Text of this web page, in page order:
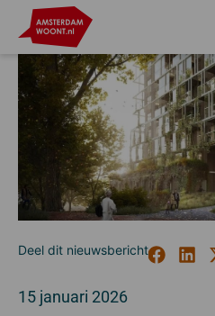
15 januari 2026